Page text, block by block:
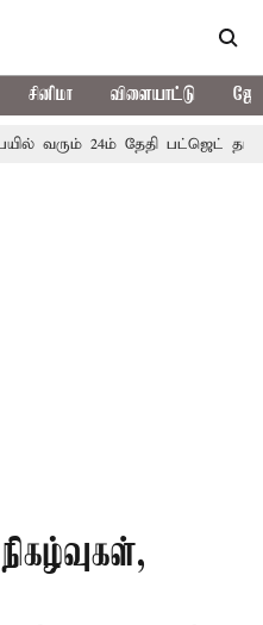
சினிமா விளையாட்டு
24ம் தேதி பட்ஜெட் தாக்கல்